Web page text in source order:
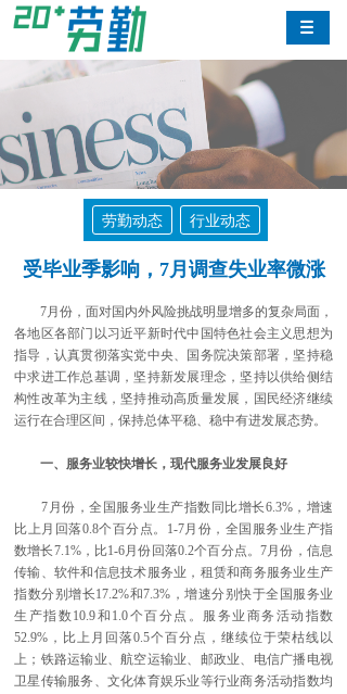
劳勤动态 行业动态
受毕业季影响，7月调查失业率微涨
7月份，面对国内外风险挑战明显增多的复杂局面，
各地区各部门以习近平新时代中国特色社会主义思想为
指导，认真贯彻落实党中央、国务院决策部署，坚持稳
中求进工作总基调，坚持新发展理念，坚持以供给侧结
构性改革为主线，坚持推动高质量发展，国民经济继续
运行在合理区间，保持总体平稳、稳中有进发展态势。
一、服务业较快增长，现代服务业发展良好
7月份，全国服务业生产指数同比增长6.3%，增速
比上月回落0.8个百分点。1-7月份，全国服务业生产指
数增长7.1%，比1-6月份回落0.2个百分点。7月份，信息
传输、软件和信息技术服务业，租赁和商务服务业生产
指数分别增长17.2%和7.3%，增速分别快于全国服务业
生产指数10.9和1.0个百分点。服务业商务活动指数
52.9%，比上月回落0.5个百分点，继续位于荣枯线以
上；铁路运输业、航空运输业、邮政业、电信广播电视
卫星传输服务、文化体育娱乐业等行业商务活动指数均